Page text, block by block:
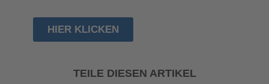
HIER KLICKEN
TEILE DIESEN ARTIKEL